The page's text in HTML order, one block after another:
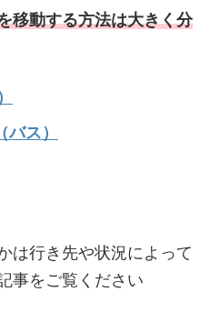
移動する方法は大きく分
ス）
は行き先や状況によって
事をご覧ください